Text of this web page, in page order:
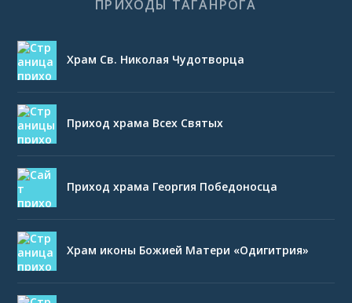
ПРИХОДЫ ТАГАНРОГА
Храм Св. Николая Чудотворца
Приход храма Всех Святых
Приход храма Георгия Победоносца
Храм иконы Божией Матери «Одигитрия»